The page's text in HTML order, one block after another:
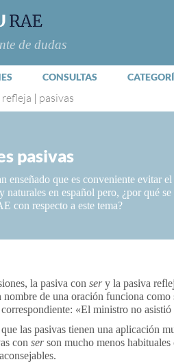
CONSULTAS
refleja | pasivas
pasivas
enseñado que es conveniente evitar
naturales en español pero, ¿por qué
con respecto a este tema?
la pasiva con sery la pasiva
de una oración funciona
«El ministro no
las pasivas tienen una aplicación
con serson mucho menos habituales